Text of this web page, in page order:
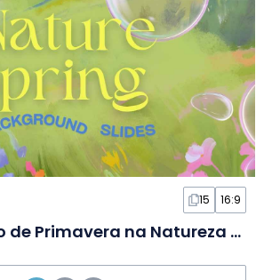
15 16:9
Fundo Estético de Primavera na Natureza em Slides